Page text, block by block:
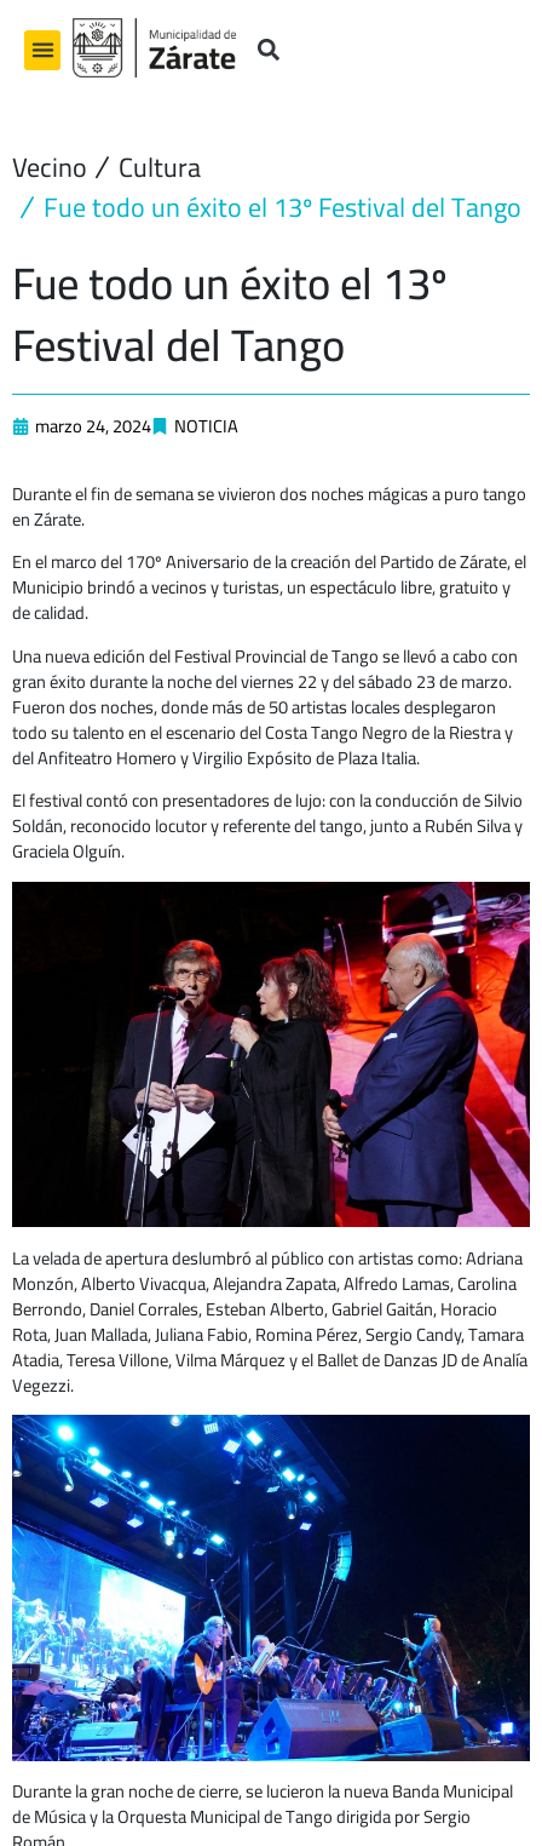
contenido
Vecino Cultura
Fue todo un éxito el 13º Festival del Tango
Fue todo un éxito el 13º
Festival del Tango
marzo 24, 2024 NOTICIA
Durante el fin de semana se vivieron dos noches mágicas a puro tango
en Zárate.
En el marco del 170º Aniversario de la creación del Partido de Zárate, el
Municipio brindó a vecinos y turistas, un espectáculo libre, gratuito y
de calidad.
Una nueva edición del Festival Provincial de Tango se llevó a cabo con
gran éxito durante la noche del viernes 22 y del sábado 23 de marzo.
Fueron dos noches, donde más de 50 artistas locales desplegaron
todo su talento en el escenario del Costa Tango Negro de la Riestra y
del Anfiteatro Homero y Virgilio Expósito de Plaza Italia.
El festival contó con presentadores de lujo: con la conducción de Silvio
Soldán, reconocido locutor y referente del tango, junto a Rubén Silva y
Graciela Olguín.
La velada de apertura deslumbró al público con artistas como: Adriana
Monzón, Alberto Vivacqua, Alejandra Zapata, Alfredo Lamas, Carolina
Berrondo, Daniel Corrales, Esteban Alberto, Gabriel Gaitán, Horacio
Rota, Juan Mallada, Juliana Fabio, Romina Pérez, Sergio Candy, Tamara
Atadia, Teresa Villone, Vilma Márquez y el Ballet de Danzas JD de Analía
Vegezzi.
Durante la gran noche de cierre, se lucieron la nueva Banda Municipal
de Música y la Orquesta Municipal de Tango dirigida por Sergio